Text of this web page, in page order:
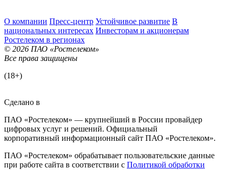
О компании Пресс-центр Устойчивое развитие В
национальных интересах Инвесторам и акционерам
Ростелеком в регионах
© 2026 ПАО «Ростелеком»
Все права защищены
(18+)
Сделано в
ПАО «Ростелеком» — крупнейший в России провайдер
цифровых услуг и решений. Официальный
корпоративный информационный сайт ПАО «Ростелеком».
ПАО «Ростелеком» обрабатывает пользовательские данные
при работе сайта в соответствии с Политикой обработки